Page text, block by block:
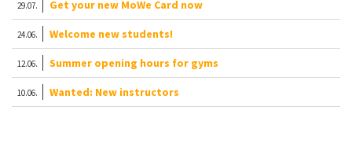
29.07. Get your new MoWe Card now
24.06. Welcome new students!
12.06. Summer opening hours for gyms
10.06. Wanted: New instructors